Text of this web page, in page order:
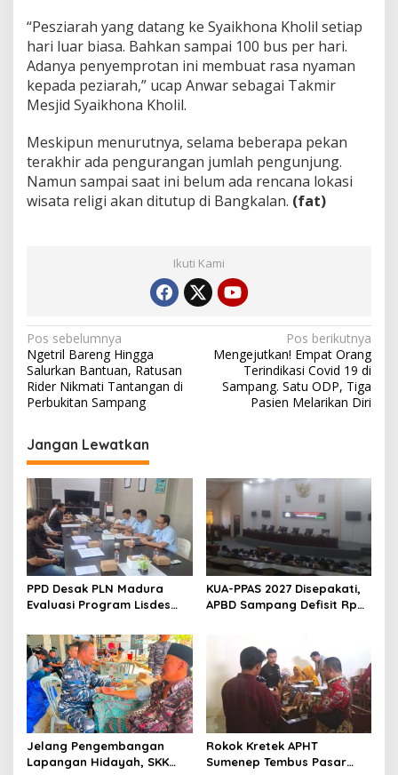
“Pesziarah yang datang ke Syaikhona Kholil setiap
hari luar biasa. Bahkan sampai 100 bus per hari.
Adanya penyemprotan ini membuat rasa nyaman
kepada peziarah,” ucap Anwar sebagai Takmir
Mesjid Syaikhona Kholil.
Meskipun menurutnya, selama beberapa pekan
terakhir ada pengurangan jumlah pengunjung.
Namun sampai saat ini belum ada rencana lokasi
wisata religi akan ditutup di Bangkalan. (fat)
Ikuti Kami
Navigasi
pos
Pos sebelumnya
Ngetril Bareng Hingga
Salurkan Bantuan, Ratusan
Rider Nikmati Tantangan di
Perbukitan Sampang
Pos berikutnya
Mengejutkan! Empat Orang
Terindikasi Covid 19 di
Sampang. Satu ODP, Tiga
Pasien Melarikan Diri
Jangan Lewatkan
PPD Desak PLN Madura
Evaluasi Program Lisdes
KUA-PPAS 2027 Disepakati,
APBD Sampang Defisit Rp
Jelang Pengembangan
Lapangan Hidayah, SKK
Rokok Kretek APHT
Sumenep Tembus Pasar